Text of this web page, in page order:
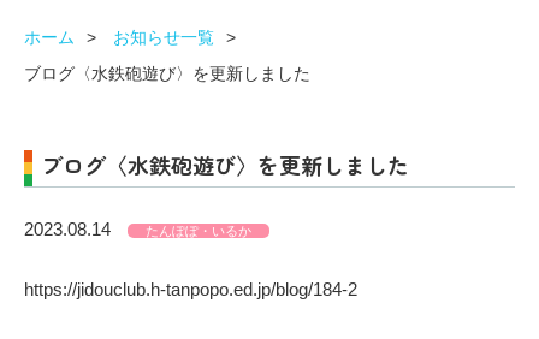
ホーム
お知らせ一覧
ブログ〈水鉄砲遊び〉を更新しました
ブログ〈水鉄砲遊び〉を更新しました
2023.08.14 たんぽぽ・いるか
https://jidouclub.h-tanpopo.ed.jp/blog/184-2